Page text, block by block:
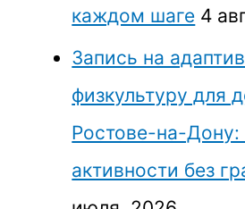
каждом шаге 4
Запись на
физкультуру для
Ростове-на-Дону:
активности без